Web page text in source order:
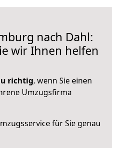
nach Dahl:
wir Ihnen helfen
richtig, wenn Sie einen
Umzugsfirma
für Sie genau